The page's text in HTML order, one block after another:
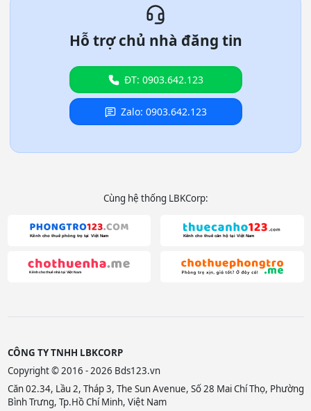
Hỗ trợ chủ nhà đăng tin
ĐT: 0903.642.123
Zalo: 0903.642.123
Cùng hệ thống LBKCorp:
CÔNG TY TNHH LBKCORP
Copyright © 2016 - 2026 Bds123.vn
Căn 02.34, Lầu 2, Tháp 3, The Sun Avenue, Số 28 Mai Chí Thọ, Phường
Bình Trưng, Tp.Hồ Chí Minh, Việt Nam